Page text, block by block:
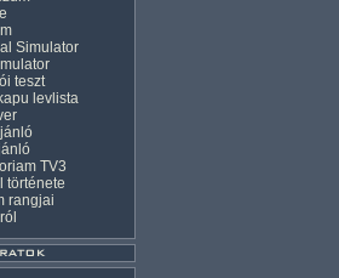
Simulator
teszt
levlista
TV3
története
rangjai